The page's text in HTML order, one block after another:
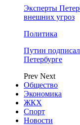
Эксперты
внешних угроз
Политика
Путин
Петербурге
Prev Next
Общество
Экономика
ЖКХ
Спорт
Новости